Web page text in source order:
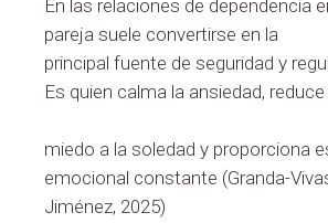
En las relaciones de dependencia
pareja suele convertirse en la
principal fuente de seguridad y
Es quien calma la ansiedad, reduce
miedo a la soledad y proporciona
emocional constante (Granda-
Jiménez, 2025)